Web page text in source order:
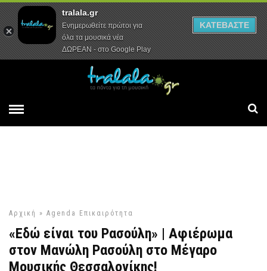
Αρχική Συνεντεύξεις Ρεπορτάζ
Αρχική » Agenda Επικαιρότητα
«Εδώ είναι του Ρασούλη» | Αφιέρωμα
στον Μανώλη Ρασούλη στο Μέγαρο
Μουσικής Θεσσαλονίκης!
tralala.gr
Ενημερωθείτε πρώτοι για
όλα τα μουσικά νέα
ΔΩΡΕΑΝ - στο Google Play
ΚΑΤΕΒΑΣΤΕ